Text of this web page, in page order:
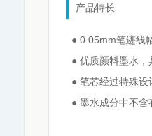
产品特长
● 0.05mm笔迹线
● 优质颜料墨水，
● 笔芯经过特殊设
● 墨水成分中不含